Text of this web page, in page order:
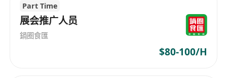
Part Time
展会推广人员
鍋圈食匯
$80-100/H